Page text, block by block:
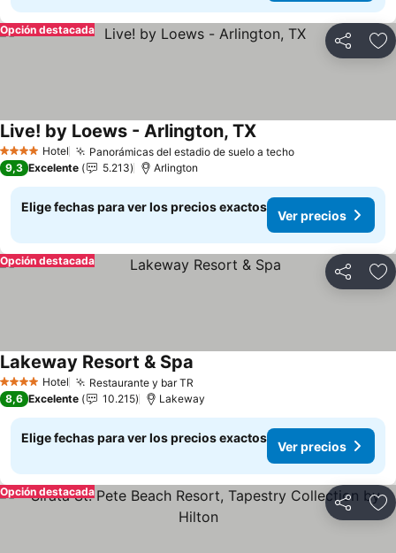
Compartir
Opción destacada
4 EstrellasHotel Panorámicas del estadio de suelo a techo
Live! by Loews - Arlington, TX
9,3 Excelente 5.213 Arlington
Elige fechas para ver los precios exactos
Ver precios
Compartir
Opción destacada
4 EstrellasHotel Restaurante y bar TR
Lakeway Resort & Spa
8,6 Excelente 10.215 Lakeway
Elige fechas para ver los precios exactos
Ver precios
Compartir
Opción destacada